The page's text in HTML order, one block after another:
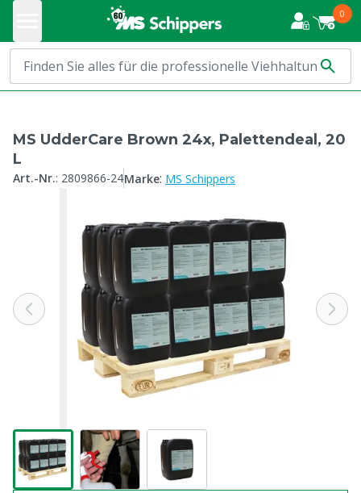
0
MS UdderCare Brown 24x, Palettendeal, 20
L
Art.-Nr.: 2809866-24Marke: MS Schippers